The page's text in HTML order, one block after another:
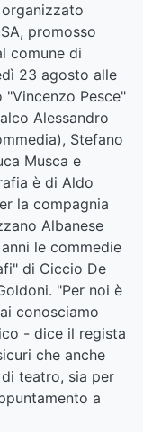
promosso
comune di
23 agosto alle
Pesce"
Alessandro
Stefano
Musca e
è di Aldo
la compagnia
Albanese
le commedie
di Ciccio De
"Per noi è
conosciamo
- dice il regista
che anche
teatro, sia per
a